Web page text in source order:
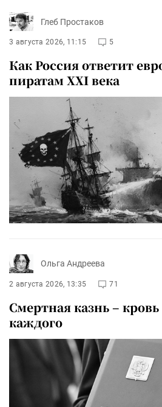
Глеб Простаков
3 августа 2026, 11:15 5
Как Россия ответит
пиратам XXI века
Ольга Андреева
2 августа 2026, 13:35 71
Смертная казнь – кровь
каждого